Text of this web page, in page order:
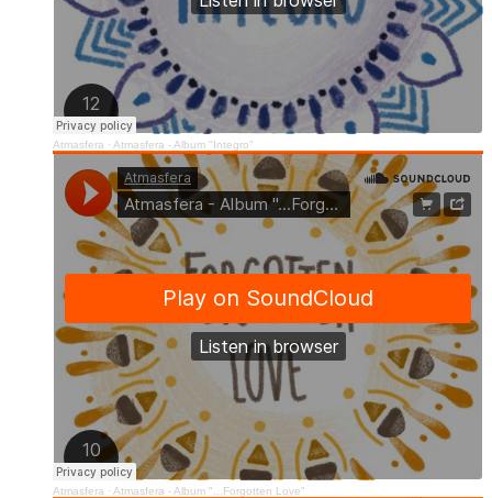
Atmasfera · Atmasfera - Album "Integro"
Atmasfera · Atmasfera - Album "...Forgotten Love"